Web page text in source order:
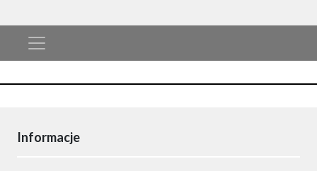
Informacje